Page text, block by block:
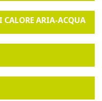
CALORE ARIA-ACQUA